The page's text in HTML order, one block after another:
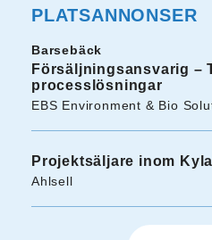
PLATSANNONSER
Barsebäck
Försäljningsansvarig –
processlösningar
EBS Environment & Bio
Projektsäljare inom Kyla
Ahlsell